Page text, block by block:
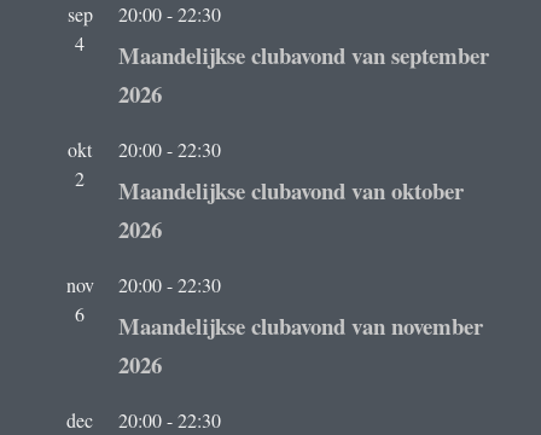
sep
4
20:00-22:30
Maandelijkse clubavond van september
2026
okt
2
20:00-22:30
Maandelijkse clubavond van oktober
2026
nov
6
20:00-22:30
Maandelijkse clubavond van november
2026
dec
20:00-22:30